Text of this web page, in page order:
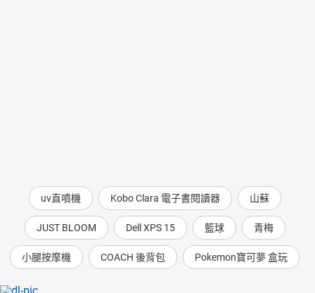
uv直噴機 Kobo Clara 電子書閱讀器 山蘇
JUST BLOOM Dell XPS 15 籃球 青梅
小腿按摩機 COACH 後背包 Pokemon寶可夢 盒玩